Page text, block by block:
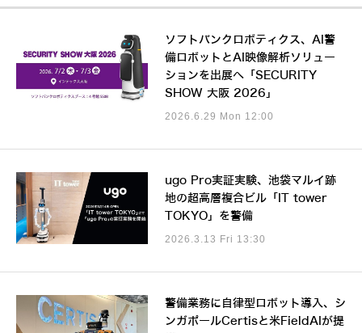
ソフトバンクロボティクス、AI警
備ロボットとAI映像解析ソリュー
ションを出展へ「SECURITY
SHOW 大阪 2026」
2026.6.29 Mon 12:00
ugo Pro実証実験、池袋マルイ跡
地の超高層複合ビル「IT tower
TOKYO」を警備
2026.3.13 Fri 13:30
警備業務に自律型ロボット導入、シ
ンガポールCertisと米FieldAIが提